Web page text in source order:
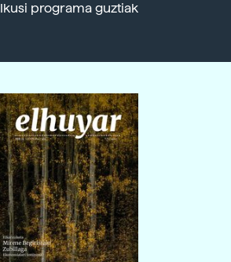
Ikusi programa guztiak